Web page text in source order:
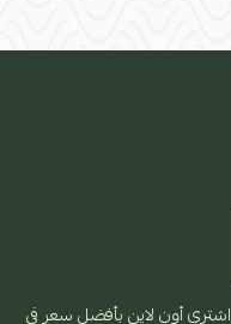
أون لاين بأفضل سعر فى